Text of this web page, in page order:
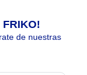
de nuestras